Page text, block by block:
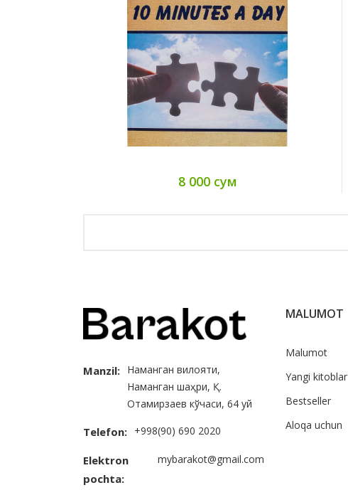
8 000 сум
Manzil: Наманган вилояти,
Наманган шаҳри, Қ.
Отамирзаев кўчаси, 64 уй
Telefon: +998(90) 690 2020
Elektron
pochta:
mybarakot@gmail.com
MALUMOT
Malumot
Yangi kitoblar
Bestseller
Aloqa uchun